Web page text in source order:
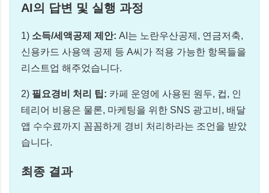
AI의 답변 및 실행 과정
1) 소득/세액공제 제안: AI는 노란우산공제, 연금저축,
신용카드 사용액 공제 등 A씨가 적용 가능한 항목들을
리스트업 해주었습니다.
2) 필요경비 처리 팁: 카페 운영에 사용된 원두, 컵, 인
테리어 비용은 물론, 마케팅을 위한 SNS 광고비, 배달
앱 수수료까지 꼼꼼하게 경비 처리하라는 조언을 받았
습니다.
최종 결과